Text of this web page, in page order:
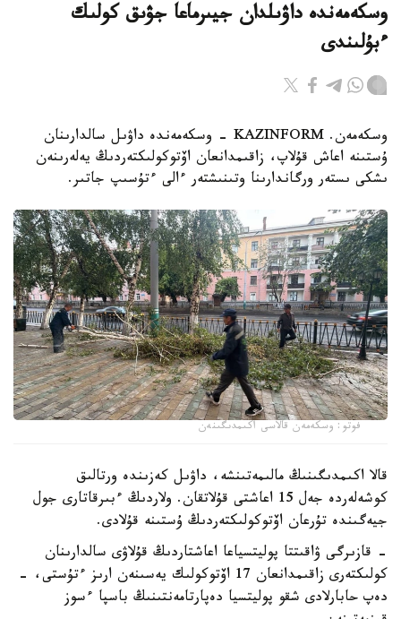
وسكەمەندە داۋىلدان جيىرماعا جۋىق كولىك
ءبۇلىندى
وسكەمەن. KAZINFORM - وسكەمەندە داۋىل سالدارىنان
ۇستىنە اعاش قۇلاپ، زاقىمدانعان اۆتوكولىكتەردىڭ يەلەرىنەن
ىشكى ىستەر ورگاندارىنا وتىنىشتەر ءالى ءتۇسىپ جاتىر.
فوتو: وسكەمەن قالاسى اكىمدىگىنەن
قالا اكىمدىگىنىڭ مالىمەتىنشە، داۋىل كەزىندە ورتالىق
كوشەلەردە جەل 15 اعاشتى قۇلاتقان. ولاردىڭ ءبىرقاتارى جول
جيەگىندە تۇرعان اۆتوكولىكتەردىڭ ۇستىنە قۇلادى.
- قازىرگى ۋاقىتتا پوليتسياعا اعاشتاردىڭ قۇلاۋى سالدارىنان
كولىكتەرى زاقىمدانعان 17 اۆتوكولىك يەسىنەن ارىز ءتۇستى، -
دەپ حابارلادى شقو پوليتسيا دەپارتامەنتىنىڭ باسپا ءسوز